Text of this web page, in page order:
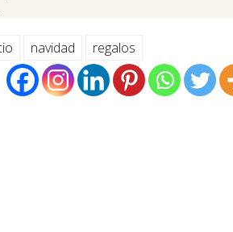
navidad regalos